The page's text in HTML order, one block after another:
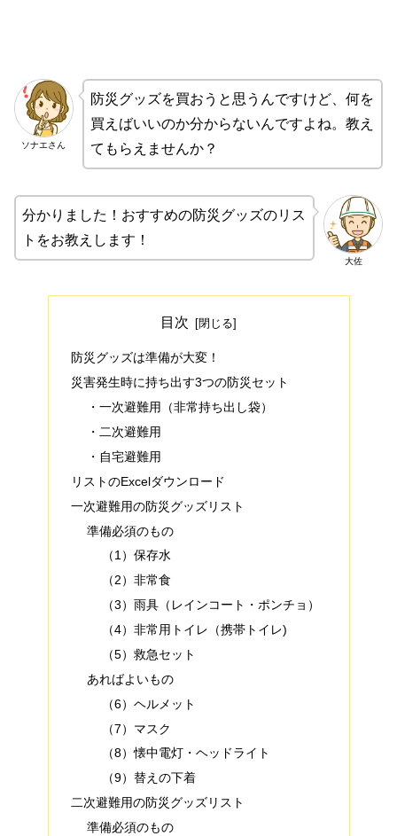
ソナエさん
防災グッズを買おうと思うんですけど、何を
買えばいいのか分からないんですよね。教え
てもらえませんか？
大佐
分かりました！おすすめの防災グッズのリス
トをお教えします！
目次
防災グッズは準備が大変！
災害発生時に持ち出す3つの防災セット
・一次避難用（非常持ち出し袋）
・二次避難用
・自宅避難用
リストのExcelダウンロード
一次避難用の防災グッズリスト
準備必須のもの
（1）保存水
（2）非常食
（3）雨具（レインコート・ポンチョ）
（4）非常用トイレ（携帯トイレ)
（5）救急セット
あればよいもの
（6）ヘルメット
（7）マスク
（8）懐中電灯・ヘッドライト
（9）替えの下着
二次避難用の防災グッズリスト
準備必須のもの